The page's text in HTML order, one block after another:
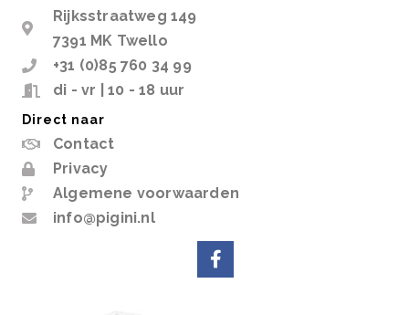
Rijksstraatweg 149
7391 MK Twello
+31 (0)85 760 34 99
di - vr | 10 - 18 uur
Direct naar
Contact
Privacy
Algemene voorwaarden
info@pigini.nl